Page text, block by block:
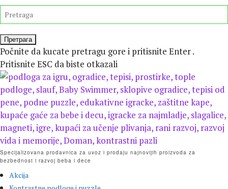
Preskočite
isecanje
TRAŽITE
Počnite da kucate pretragu gore i pritisnite Enter .
Pritisnite ESC da biste otkazali
Specijalizovana prodavnica za uvoz i prodaju najnovijih proizvoda za
bezbednost i razvoj beba i dece
Akcija